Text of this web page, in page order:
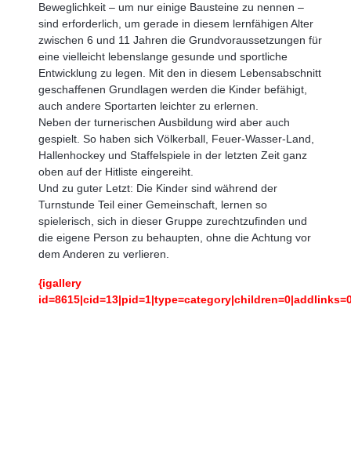
Beweglichkeit – um nur einige Bausteine zu nennen –
sind erforderlich, um gerade in diesem lernfähigen Alter
zwischen 6 und 11 Jahren die Grundvoraussetzungen für
eine vielleicht lebenslange gesunde und sportliche
Entwicklung zu legen. Mit den in diesem Lebensabschnitt
geschaffenen Grundlagen werden die Kinder befähigt,
auch andere Sportarten leichter zu erlernen.
Neben der turnerischen Ausbildung wird aber auch
gespielt. So haben sich Völkerball, Feuer-Wasser-Land,
Hallenhockey und Staffelspiele in der letzten Zeit ganz
oben auf der Hitliste eingereiht.
Und zu guter Letzt: Die Kinder sind während der
Turnstunde Teil einer Gemeinschaft, lernen so
spielerisch, sich in dieser Gruppe zurechtzufinden und
die eigene Person zu behaupten, ohne die Achtung vor
dem Anderen zu verlieren.
{igallery